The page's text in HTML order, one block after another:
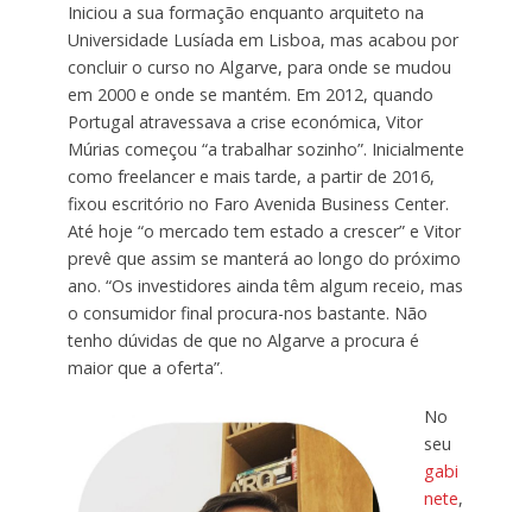
Iniciou a sua formação enquanto arquiteto na
Universidade Lusíada em Lisboa, mas acabou por
concluir o curso no Algarve, para onde se mudou
em 2000 e onde se mantém. Em 2012, quando
Portugal atravessava a crise económica, Vitor
Múrias começou “a trabalhar sozinho”. Inicialmente
como freelancer e mais tarde, a partir de 2016,
fixou escritório no Faro Avenida Business Center.
Até hoje “o mercado tem estado a crescer” e Vitor
prevê que assim se manterá ao longo do próximo
ano. “Os investidores ainda têm algum receio, mas
o consumidor final procura-nos bastante. Não
tenho dúvidas de que no Algarve a procura é
maior que a oferta”.
No
seu
gabi
nete,